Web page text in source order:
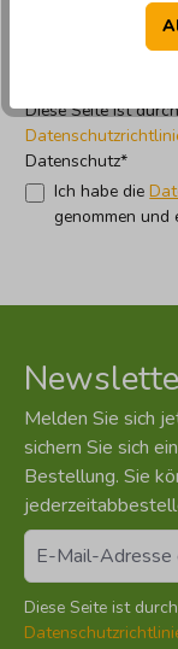
Die mit einem
Diese Seite ist
Datenschutz*
Ich habe die
genommen und
Melden Sie sich
sichern Sie sich
Bestellung. Sie
Diese Seite ist